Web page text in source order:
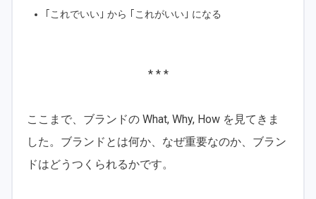
｢これでいい｣ から ｢これがいい｣ になる
* * *
ここまで、ブランドの What, Why, How を見てきま
した。ブランドとは何か、なぜ重要なのか、ブラン
ドはどうつくられるかです。